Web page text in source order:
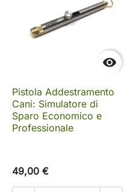

Pistola Addestramento
Cani: Simulatore di
Sparo Economico e
Professionale
49,00 €